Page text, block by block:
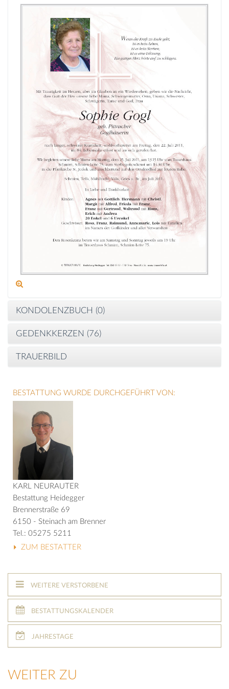
KONDOLENZBUCH (0)
GEDENKKERZEN (76)
TRAUERBILD
BESTATTUNG WURDE DURCHGEFÜHRT VON:
KARL NEURAUTER
Bestattung Heidegger
Brennerstraße 69
6150 - Steinach am Brenner
Tel.: 05275 5211
ZUM BESTATTER
WEITERE VERSTORBENE
BESTATTUNGSKALENDER
JAHRESTAGE
WEITER ZU